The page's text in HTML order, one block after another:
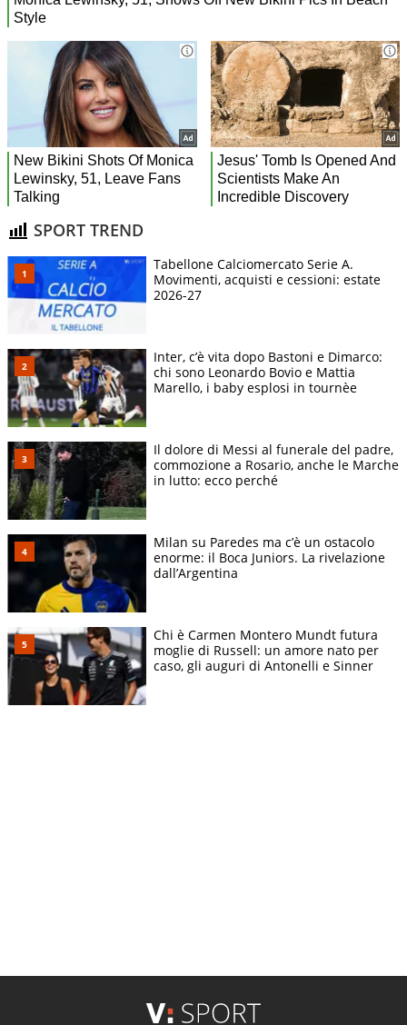
SPORT TREND
Tabellone Calciomercato Serie A.
Movimenti, acquisti e cessioni: estate
2026-27
Inter, c’è vita dopo Bastoni e Dimarco:
chi sono Leonardo Bovio e Mattia
Marello, i baby esplosi in tournèe
Il dolore di Messi al funerale del padre,
commozione a Rosario, anche le Marche
in lutto: ecco perché
Milan su Paredes ma c’è un ostacolo
enorme: il Boca Juniors. La rivelazione
dall’Argentina
Chi è Carmen Montero Mundt futura
moglie di Russell: un amore nato per
caso, gli auguri di Antonelli e Sinner